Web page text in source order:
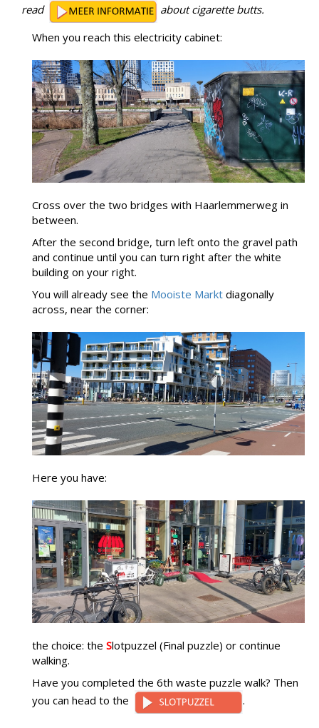
read
about cigarette butts.
When you reach this electricity cabinet:
Cross over the two bridges with Haarlemmerweg in
between.
After the second bridge, turn left onto the gravel path
and continue until you can turn right after the white
building on your right.
You will already see the Mooiste Markt diagonally
across, near the corner:
Here you have:
the choice: the Slotpuzzel (Final puzzle) or continue
walking.
Have you completed the 6th waste puzzle walk? Then
you can head to the
.